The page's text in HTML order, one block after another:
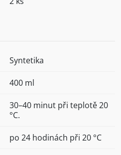
Syntetika
400 ml
30–40 minut při teplotě 20
°C.
po 24 hodinách při 20 °C